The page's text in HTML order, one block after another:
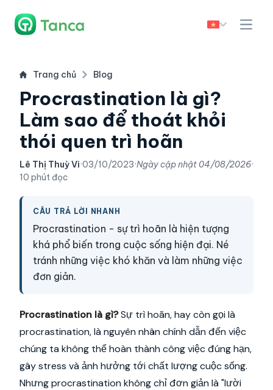
Trang chủ Blog
Procrastination là gì?
Làm sao để thoát khỏi
thói quen trì hoãn
Lê Thị Thuỳ Vi·03/10/2023·Ngày cập nhật04/08/2026·
10 phút đọc
CÂU TRẢ LỜI NHANH
Procrastination - sự trì hoãn là hiện tượng
khá phổ biến trong cuộc sống hiện đại. Né
tránh những việc khó khăn và làm những việc
đơn giản.
Procrastination là gì?Sự trì hoãn, hay còn gọi là
procrastination, là nguyên nhân chính dẫn đến việc
chúng ta không thể hoàn thành công việc đúng hạn,
gây stress và ảnh hưởng tới chất lượng cuộc sống.
Nhưng procrastination không chỉ đơn giản là "lười